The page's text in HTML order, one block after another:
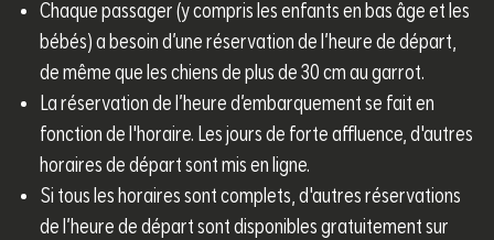
Chaque passager (y compris les enfants en bas âge et les
bébés) a besoin d’une réservation de l’heure de départ,
de même que les chiens de plus de 30 cm au garrot.
La réservation de l’heure d’embarquement se fait en
fonction de l'horaire. Les jours de forte affluence, d'autres
horaires de départ sont mis en ligne.
Si tous les horaires sont complets, d'autres réservations
de l’heure de départ sont disponibles gratuitement sur